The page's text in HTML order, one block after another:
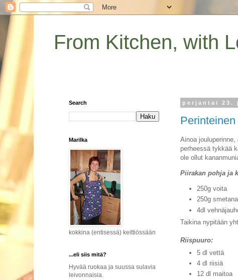
From Kitchen, with
perjantai 23.
Ainoa
perheessä tykkää
ole ollut
Piirakan pohja ja
250g voita
250g
4dl
Taikina nypitään
Riispuuro:
5 dl vettä
4 dl riisiä
12 dl maitoa
Search
Marilka
kokkina (entisessä) keittiössään
...eli siis mitä?
Hyvää ruokaa ja suussa sulavia
leivonnaisia.